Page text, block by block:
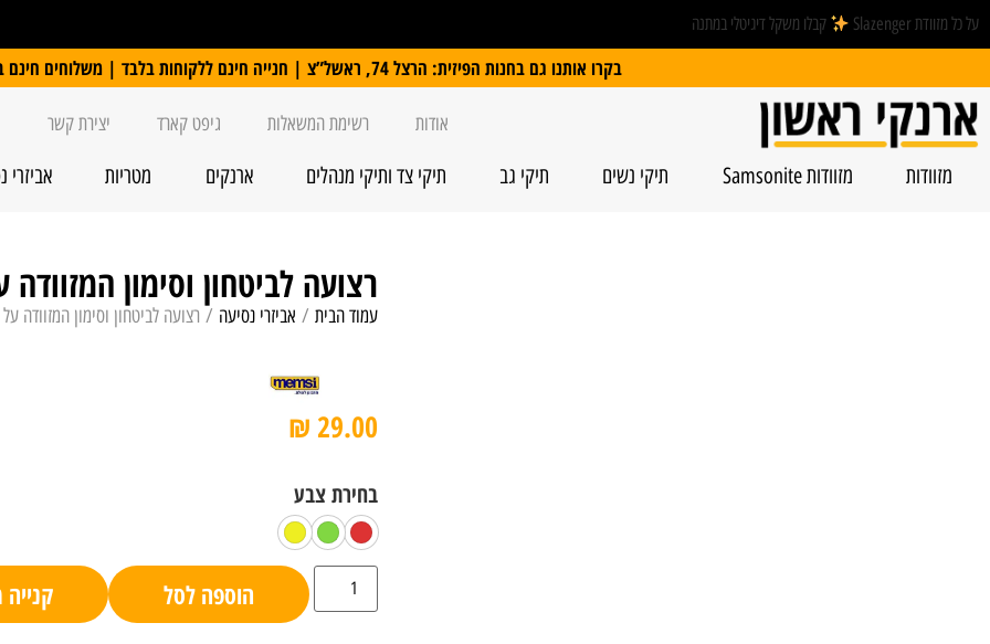
על כל מזוודת Slazenger קבלו משקל דיגיטלי במתנה
בקרו אותנו גם בחנות הפיזית: הרצל 74, ראשל”צ | חנייה חינם ללקוחות בלבד | משלוחים חינם ברכישה מעל 250 ₪
אודות רשימת המשאלות גיפט קארד יצירת קשר
מזוודות מזוודות Samsonite תיקי נשים תיקי גב תיקי צד ותיקי מנהלים ארנקים מטריות אביזרי
רצועה לביטחון וסימון
עמוד הבית/ אביזרי נסיעה / רצועה לביטחון וסימון המזוודה
₪ 29.00
הוספה לסל